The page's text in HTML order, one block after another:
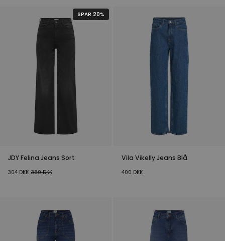
SPAR 20%
JDY Felina Jeans Sort
304DKK 380DKK
Vila Vikelly Jeans Blå
400 DKK